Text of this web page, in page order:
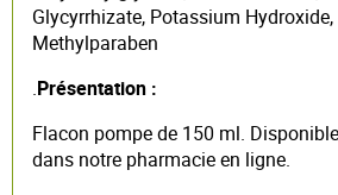
Glycyrrhizate, Potassium
Methylparaben
.Présentation :
Flacon pompe de 150 ml.
dans notre pharmacie en ligne.